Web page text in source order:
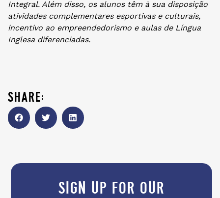
Integral. Além disso, os alunos têm à sua disposição
atividades complementares esportivas e culturais,
incentivo ao empreendedorismo e aulas de Língua
Inglesa diferenciadas.
share:
sign up for our